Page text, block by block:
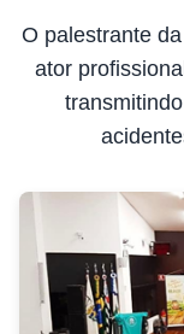
O palestrante
ator